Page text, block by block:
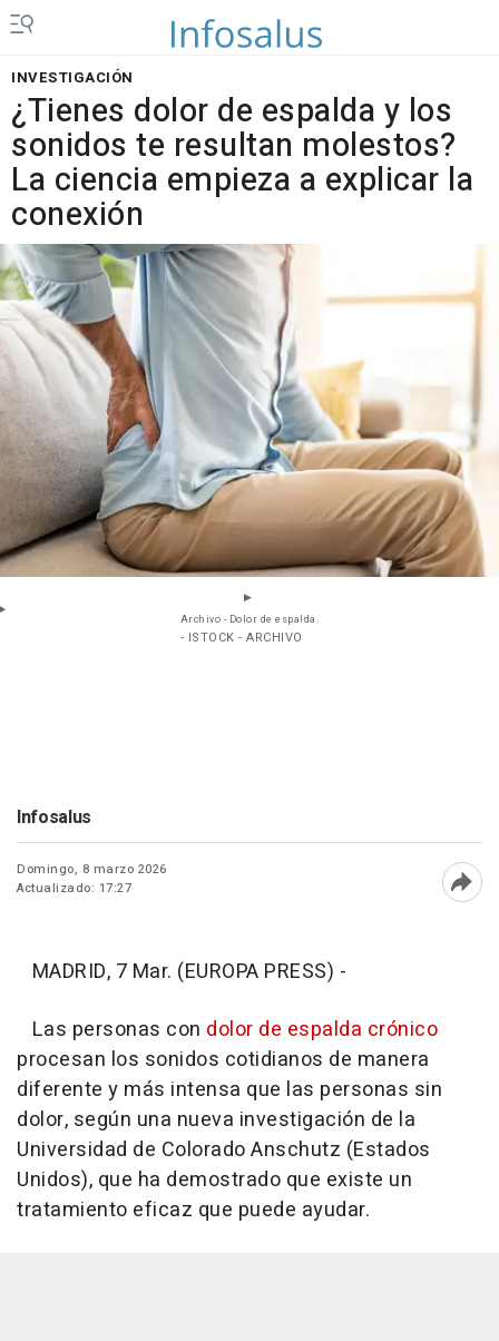
INVESTIGACIÓN
¿Tienes dolor de espalda y los
sonidos te resultan molestos?
La ciencia empieza a explicar la
conexión
Archivo - Dolor de espalda.
- ISTOCK - ARCHIVO
Infosalus
Domingo, 8 marzo 2026
Actualizado: 17:27
MADRID, 7 Mar. (EUROPA PRESS) -
Las personas con dolor de espalda crónico
procesan los sonidos cotidianos de manera
diferente y más intensa que las personas sin
dolor, según una nueva investigación de la
Universidad de Colorado Anschutz (Estados
Unidos), que ha demostrado que existe un
tratamiento eficaz que puede ayudar.